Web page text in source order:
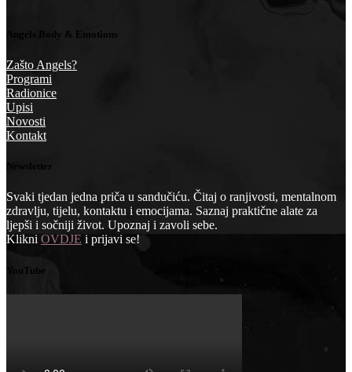
Angels Body & Emotions
Zašto Angels?
Programi
Radionice
Upisi
Novosti
Kontakt
Newsletter
Svaki tjedan jedna priča u sandučiću. Čitaj o ranjivosti, mentalnom
zdravlju, tijelu, kontaktu i emocijama. Saznaj praktične alate za
ljepši i sočniji život. Upoznaj i zavoli sebe.
Klikni OVDJE i prijavi se!
YouTube